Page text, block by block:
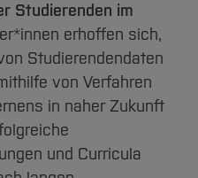
Studierenden im
erhoffen sich,
Studierendendaten
von Verfahren
in naher Zukunft
und Curricula